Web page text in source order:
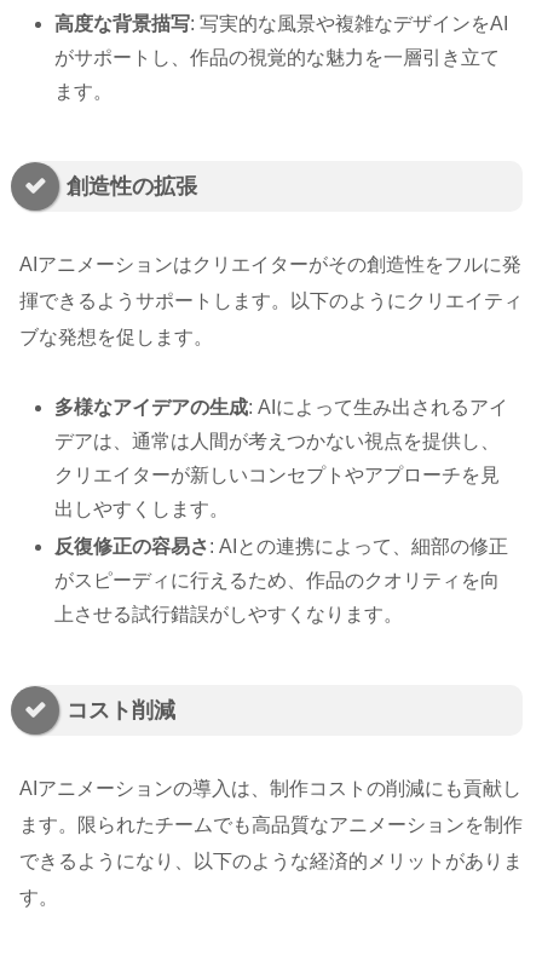
高度な背景描写: 写実的な風景や複雑なデザインをAI
がサポートし、作品の視覚的な魅力を一層引き立て
ます。
創造性の拡張
AIアニメーションはクリエイターがその創造性をフルに発
揮できるようサポートします。以下のようにクリエイティ
ブな発想を促します。
多様なアイデアの生成: AIによって生み出されるアイ
デアは、通常は人間が考えつかない視点を提供し、
クリエイターが新しいコンセプトやアプローチを見
出しやすくします。
反復修正の容易さ: AIとの連携によって、細部の修正
がスピーディに行えるため、作品のクオリティを向
上させる試行錯誤がしやすくなります。
コスト削減
AIアニメーションの導入は、制作コストの削減にも貢献し
ます。限られたチームでも高品質なアニメーションを制作
できるようになり、以下のような経済的メリットがありま
す。